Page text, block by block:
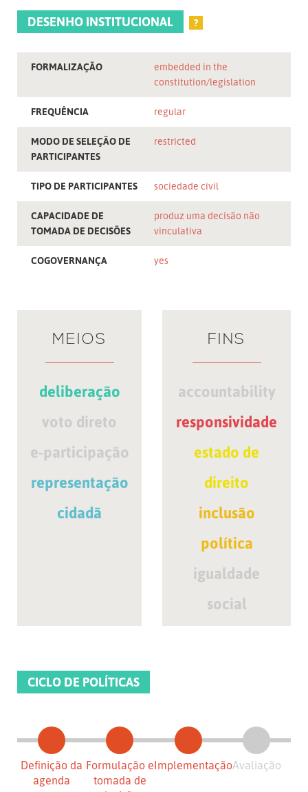
DESENHO INSTITUCIONAL ?
FORMALIZAÇÃO
embedded in the
constitution/legislation
FREQUÊNCIA regular
MODO DE SELEÇÃO DE
PARTICIPANTES
restricted
TIPO DE PARTICIPANTES sociedade civil
CAPACIDADE DE
TOMADA DE DECISÕES
produz uma decisão não
vinculativa
COGOVERNANÇA yes
MEIOS
deliberação
voto direto
e-participação
representação
cidadã
FINS
accountability
responsividade
estado de
direito
inclusão
política
igualdade
social
CICLO DE POLÍTICAS
Definição da
agenda
Formulação e
tomada de
ImplementaçãoAvaliação